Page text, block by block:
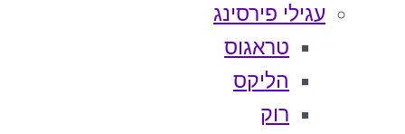
עגילי פירסינג
טראגוס
הליקס
רוק